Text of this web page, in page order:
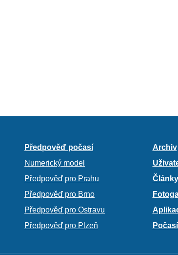
Předpověď počasí
Numerický model
Předpověď pro Prahu
Předpověď pro Brno
Předpověď pro Ostravu
Předpověď pro Plzeň
Archiv
Články